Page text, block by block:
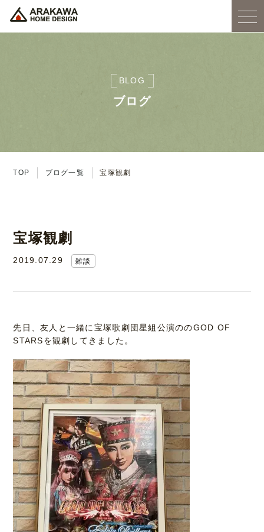
BLOG
ブログ
TOP ブログ一覧 宝塚観劇
宝塚観劇
2019.07.29 雑談
先日、友人と一緒に宝塚歌劇団星組公演ののGOD OF
STARSを観劇してきました。